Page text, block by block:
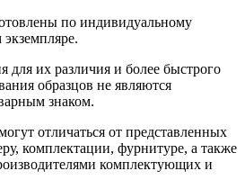
по индивидуальному
для их различия и более быстрого
образцов не являются
знаком.
отличаться от представленных
комплектации, фурнитуре, а также
комплектующих и